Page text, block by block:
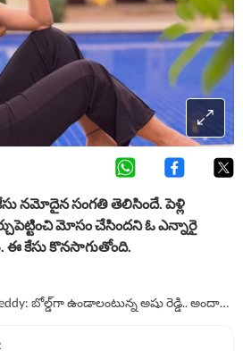
నమోదైన సంగతి తెలిసిందే. పెళ్లి
మోసం చేసిందని ఓ ఎన్నారై
ఈ కేసు కొనసాగుతోంది.
బోల్డ్‌గా ఉండాలంటున్న అషు రెడ్డి.. అందాల అరాచ‌కం.. హాట్ ఫొటోలు వైర‌ల్‌